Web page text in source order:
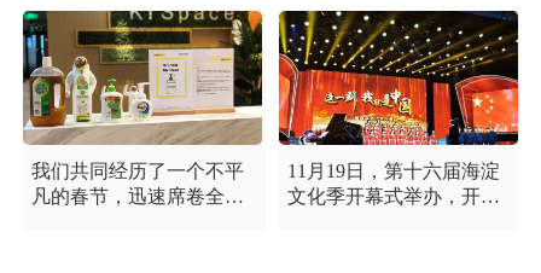
我们共同经历了一个不平
凡的春节，迅速席卷全国
11月19日，第十六届海淀
文化季开幕式举办，开幕